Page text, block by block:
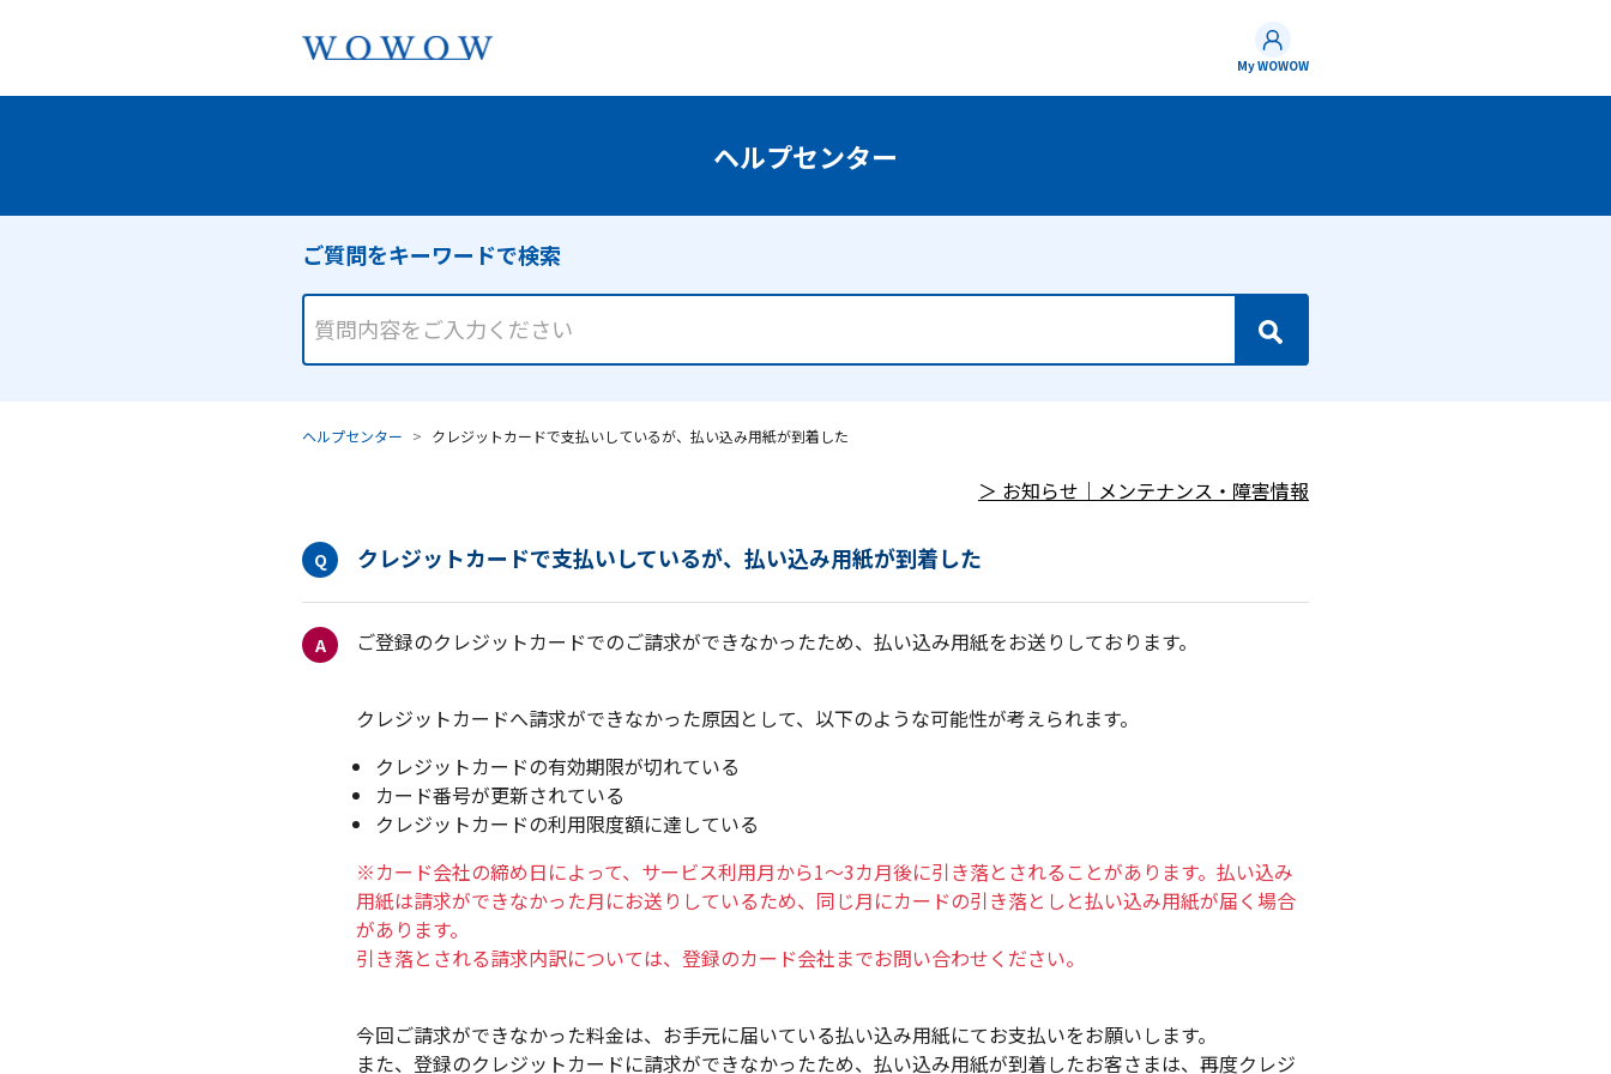
My WOWOW
ヘルプセンター クレジットカードで支払いしているが、払い込み用紙が到着した
Q クレジットカードで支払いしているが、払い込み用紙が到着した
A
クレジットカードへ請求ができなかった原因として、以下のような可能性が考えられます。
クレジットカードの有効期限が切れている
カード番号が更新されている
クレジットカードの利用限度額に達している
※カード会社の締め日によって、サービス利用月から1～3カ月後に引き落とされることがあります。払い込み
用紙は請求ができなかった月にお送りしているため、同じ月にカードの引き落としと払い込み用紙が届く場合
があります。
引き落とされる請求内訳については、登録のカード会社までお問い合わせください。
今回ご請求ができなかった料金は、お手元に届いている払い込み用紙にてお支払いをお願いします。
また、登録のクレジットカードに請求ができなかったため、払い込み用紙が到着したお客さまは、再度クレジ